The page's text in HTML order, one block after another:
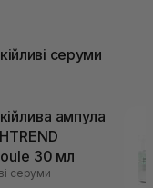
серуми
ампула
30 мл
серуми